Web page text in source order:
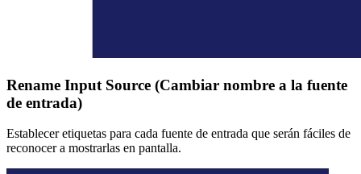
Rename Input Source (Cambiar nombre a la fuente
de entrada)
Establecer etiquetas para cada fuente de entrada que serán fáciles de
reconocer a mostrarlas en pantalla.